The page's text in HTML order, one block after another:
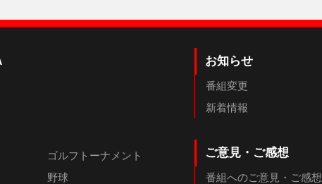
ゴルフトーナメント
野球
お知らせ
番組変更
新着情報
ご意見・ご感想
番組へのご意見・ご感想